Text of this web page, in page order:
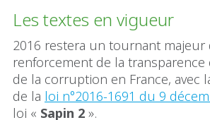
Les textes en vigueur
2016 restera un tournant majeur
renforcement de la
de la corruption en France, avec
de la loi n°2016-1691 du 9
loi « Sapin 2 ».